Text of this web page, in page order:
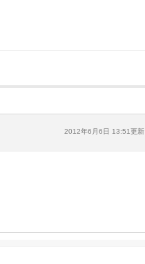
2012年6月6日 13:51更新